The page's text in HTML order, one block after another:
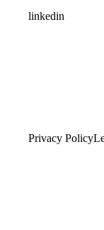
linkedin
Privacy Policy